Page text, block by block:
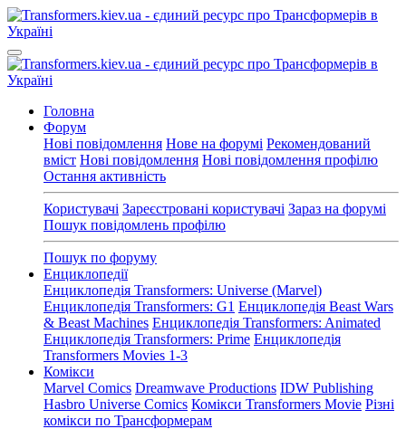
Головна
Форум
Нові повідомлення Нове на форумі Рекомендований
вміст Нові повідомлення Нові повідомлення профілю
Остання активність
Користувачі Зареєстровані користувачі Зараз на форумі
Пошук повідомлень профілю
Пошук по форуму
Енциклопедії
Енциклопедія Transformers: Universe (Marvel)
Енциклопедія Transformers: G1 Енциклопедія Beast Wars
& Beast Machines Енциклопедія Transformers: Animated
Енциклопедія Transformers: Prime Енциклопедія
Transformers Movies 1-3
Комікси
Marvel Comics Dreamwave Productions IDW Publishing
Hasbro Universe Comics Комікси Transformers Movie Різні
комікси по Трансформерам